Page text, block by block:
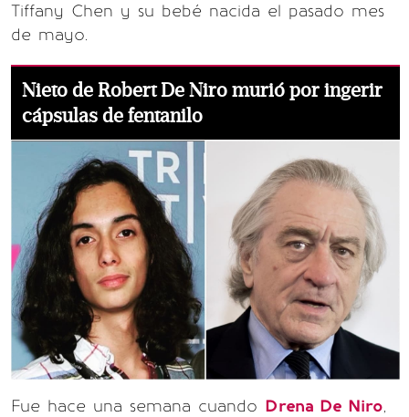
Tiffany Chen y su bebé nacida el pasado mes
de mayo.
Nieto de Robert De Niro murió por ingerir
cápsulas de fentanilo
Fue hace una semana cuando Drena De Niro,